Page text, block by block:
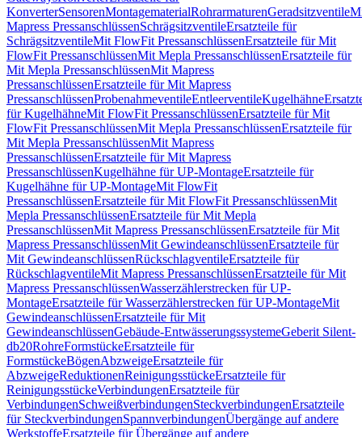
KonverterSensorenMontagematerialRohrarmaturenGeradsitzventile
Mapress PressanschlüssenSchrägsitzventileErsatzteile für
SchrägsitzventileMit FlowFit PressanschlüssenErsatzteile für Mit
FlowFit PressanschlüssenMit Mepla PressanschlüssenErsatzteile für
Mit Mepla PressanschlüssenMit Mapress
PressanschlüssenErsatzteile für Mit Mapress
PressanschlüssenProbenahmeventileEntleerventileKugelhähne
für KugelhähneMit FlowFit PressanschlüssenErsatzteile für Mit
FlowFit PressanschlüssenMit Mepla PressanschlüssenErsatzteile für
Mit Mepla PressanschlüssenMit Mapress
PressanschlüssenErsatzteile für Mit Mapress
PressanschlüssenKugelhähne für UP-MontageErsatzteile für
Kugelhähne für UP-MontageMit FlowFit
PressanschlüssenErsatzteile für Mit FlowFit PressanschlüssenMit
Mepla PressanschlüssenErsatzteile für Mit Mepla
PressanschlüssenMit Mapress PressanschlüssenErsatzteile für Mit
Mapress PressanschlüssenMit GewindeanschlüssenErsatzteile für
Mit GewindeanschlüssenRückschlagventileErsatzteile für
RückschlagventileMit Mapress PressanschlüssenErsatzteile für Mit
Mapress PressanschlüssenWasserzählerstrecken für UP-
MontageErsatzteile für Wasserzählerstrecken für UP-MontageMit
GewindeanschlüssenErsatzteile für Mit
GewindeanschlüssenGebäude-EntwässerungssystemeGeberit Silent-
db20RohreFormstückeErsatzteile für
FormstückeBögenAbzweigeErsatzteile für
AbzweigeReduktionenReinigungsstückeErsatzteile für
ReinigungsstückeVerbindungenErsatzteile für
VerbindungenSchweißverbindungenSteckverbindungenErsatzteile
für SteckverbindungenSpannverbindungenÜbergänge auf andere
WerkstoffeErsatzteile für Übergänge auf andere